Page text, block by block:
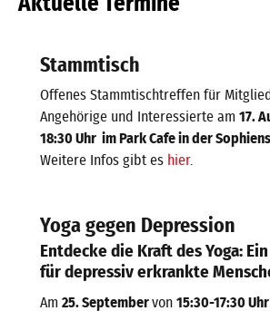
Stammtisch
Offenes Stammtischtreffen für
Angehörige und Interessierte am 17.
18:30 Uhr im Park Cafe in der
Weitere Infos gibt es hier.
Yoga gegen Depression
Entdecke die Kraft des Yoga:
für depressiv erkrankte
Am 25. Septembervon 15:30-17:30 Uhr